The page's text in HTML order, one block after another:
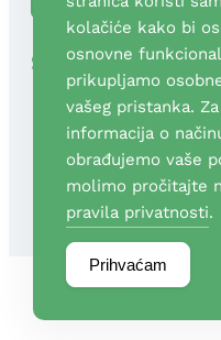
R
GStranice
kolačiće kako bi
osnovne
prikupljamo
vašeg pristanka.
informacija o
obrađujemo vaše
molimo pročitajte
pravila privatnosti.
Prihvaćam